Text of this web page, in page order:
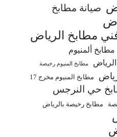
صيانة مطابخ
مطابخ الرياض
مطابخ ألمنيوم
مطابخ المنيوم رخيصة
مطابخ المنيوم مخرج 17
حي النرجس
مطابخ رخيصة بالرياض